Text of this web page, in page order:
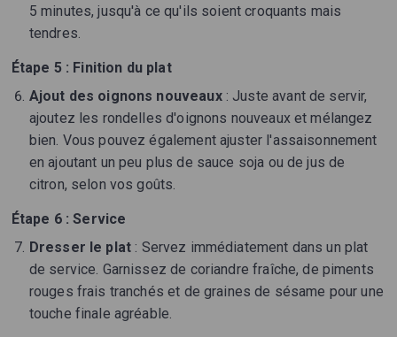
5 minutes, jusqu'à ce qu'ils soient croquants mais
tendres.
Étape 5 : Finition du plat
Ajout des oignons nouveaux: Juste avant de servir,
ajoutez les rondelles d'oignons nouveaux et mélangez
bien. Vous pouvez également ajuster l'assaisonnement
en ajoutant un peu plus de sauce soja ou de jus de
citron, selon vos goûts.
Étape 6 : Service
Dresser le plat : Servez immédiatement dans un plat
de service. Garnissez de coriandre fraîche, de piments
rouges frais tranchés et de graines de sésame pour une
touche finale agréable.